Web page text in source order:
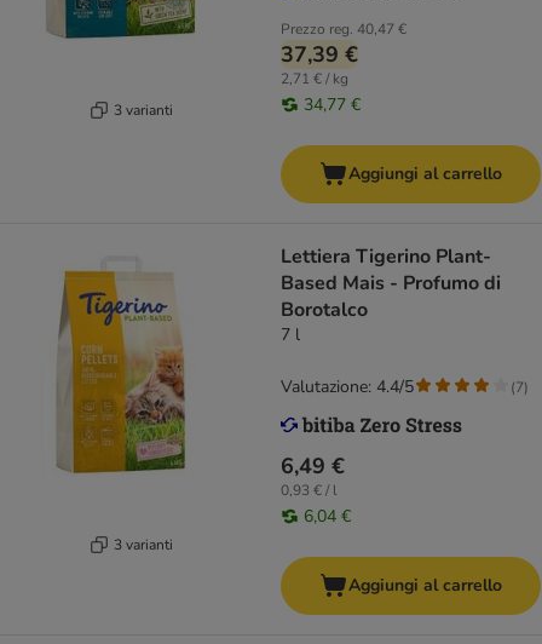
3 varianti
Prezzo reg. 40,47 €
37,39 €
2,71 € / kg
34,77 €
Aggiungi al carrello
3 varianti
Lettiera Tigerino Plant-
Based Mais - Profumo di
Borotalco
7 l
6,49 €
0,93 € / l
6,04 €
Valutazione: 4.4/5 (7)
Aggiungi al carrello